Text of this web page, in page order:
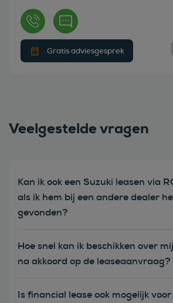
Gratis adviesgesprek
Veelgestelde vragen
Kan ik ook een Suzuki leasen via
als ik hem bij een andere dealer
gevonden?
Hoe snel kan ik beschikken over
na akkoord op de leaseaanvraag?
Is financial lease ook mogelijk